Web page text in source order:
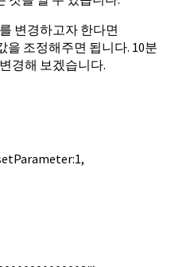
변경하고자 한다면
을 조정해주면 됩니다. 10분
경해 보겠습니다.
1,